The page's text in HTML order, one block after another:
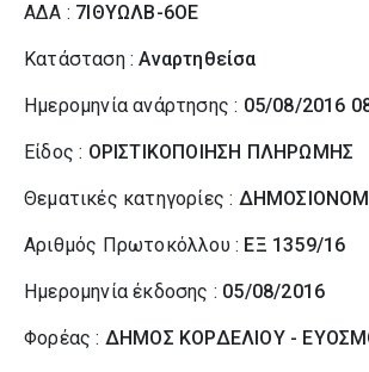
ΑΔΑ : 7ΙΘΥΩΛΒ-6ΟΕ
Κατάσταση :Αναρτηθείσα
Ημερομηνία ανάρτησης : 05/08/2016
Είδος : ΟΡΙΣΤΙΚΟΠΟΙΗΣΗ ΠΛΗΡΩΜΗΣ
Θεματικές κατηγορίες :
Αριθμός Πρωτοκόλλου : ΕΞ 1359/16
Ημερομηνία έκδοσης : 05/08/2016
Φορέας : ΔΗΜΟΣ ΚΟΡΔΕΛΙΟΥ -